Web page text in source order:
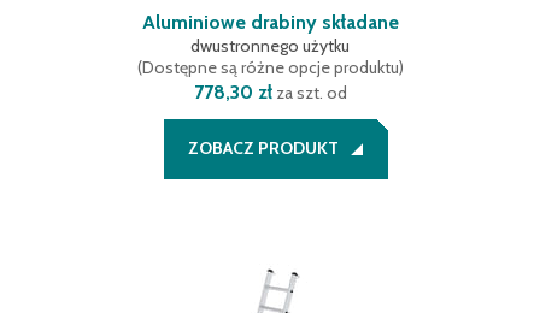
Aluminiowe drabiny składane
dwustronnego użytku
(Dostępne są różne opcje produktu)
778,30 złza szt. od
ZOBACZ PRODUKT